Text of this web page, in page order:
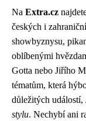
Na Extra.cz
českých i
showbyznysu,
oblíbenými
Gotta nebo Jiřího
tématům, která
důležitých událostí,
stylu. Nechybí ani